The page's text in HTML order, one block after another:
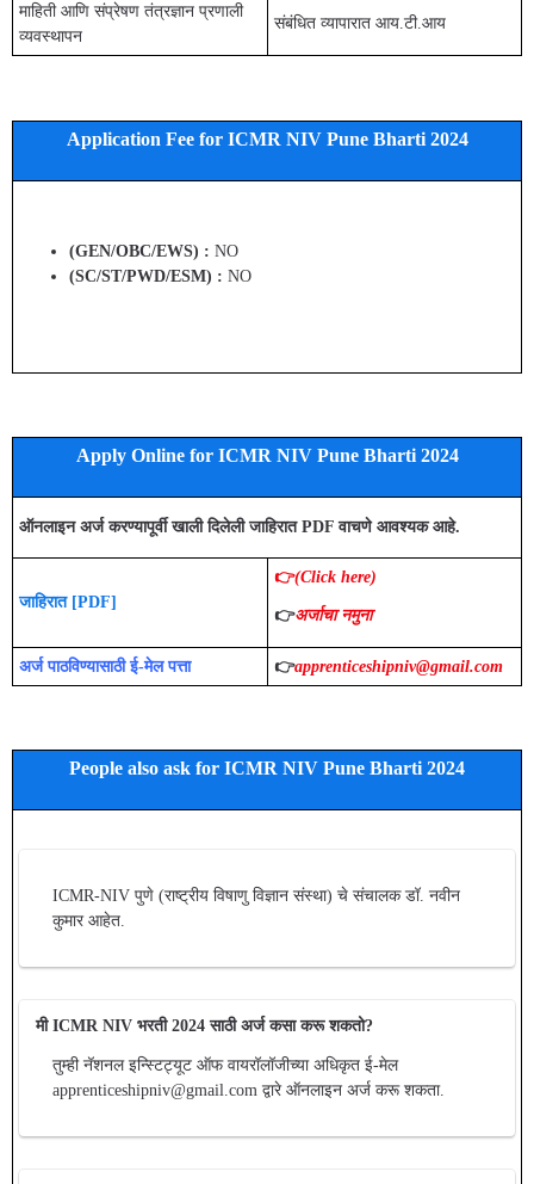
माहिती आणि संप्रेषण तंत्रज्ञान प्रणाली
व्यवस्थापन
संबंधित व्यापारात आय.टी.आय
Application Fee for ICMR NIV Pune Bharti 2024
(GEN/OBC/EWS) : NO
(SC/ST/PWD/ESM) : NO
Apply Online for ICMR NIV Pune Bharti 2024
ऑनलाइन अर्ज करण्यापूर्वी खाली दिलेली जाहिरात PDF वाचणे आवश्यक आहे.
जाहिरात [PDF]
👉(Click here)
👉अर्जाचा नमुना
अर्ज पाठविण्यासाठी ई-मेल पत्ता 👉apprenticeshipniv@gmail.com
People also ask for ICMR NIV Pune Bharti 2024
ICMR-NIV पुणे (राष्ट्रीय विषाणु विज्ञान संस्था) चे संचालक डॉ. नवीन
कुमार आहेत.
मी ICMR NIV भरती 2024 साठी अर्ज कसा करू शकतो?
तुम्ही नॅशनल इन्स्टिट्यूट ऑफ वायरॉलॉजीच्या अधिकृत ई-मेल
apprenticeshipniv@gmail.com द्वारे ऑनलाइन अर्ज करू शकता.